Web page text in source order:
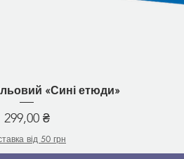
перегляд
«Сині етюди»
Ціна
299,00 ₴
від 50 грн